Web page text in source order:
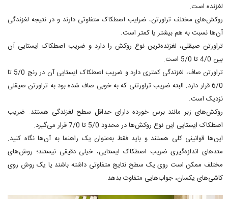
لغزنده است.
روکش‌های مختلف تراورتن، ضرایب اصطکاک متفاوتی دارند و در نتیجه لغزندگی
آن‌ها نسبت به هم بیشتر یا کمتر است.
تراورتن صیقلی، لغزنده‌ترین نوع روکش را دارد و ضریب اصطکاک ایستایی آن
بین 4/0 تا 5/0 است.
تراورتن صاف، لغزندگی کمتری دارد و ضریب اصطکاک ایستایی آن در رنج 5/0 تا
6/0 قرار دارد. البته ضریب تراورتنی که به خوبی صاف شده بود به تراورتن صیقلی
نزدیک است.
روکش‌های زبر مانند برس خورده دارای حداقل سطح لغزندگی هستند. ضریب
اصطکاک ایستایی این نوع روکش‌ها در محدود 5/0 تا 7/0 قرار می‌گیرد.
این‌ها قوانینی کلی هستند و باید فقط به‌عنوان یک راهنما به آن‌ها نگاه کنید.
متدهای اندازه‌گیری ضریب اصطکاک ایستایی، خیلی دقیقی نیستند؛ روش‌های
مختلف ممکن است روی یک سطح نتایج متفاوتی داشته باشند یا یک روش روی
کاشی‌های یکسان، جواب‌هایی متفاوت بدهد.